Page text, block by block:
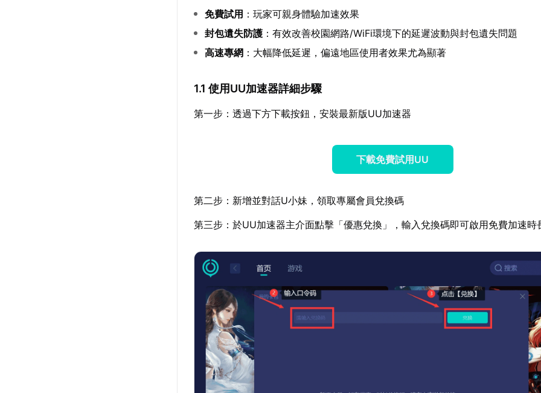
免費試用 ：玩家可親身體驗加速效果
封包遺失防護 ：有效改善校園網路/WiFi環境下的延遲波動與封包遺失問題
高速專網 ：大幅降低延遲，偏遠地區使用者效果尤為顯著
1.1 使用UU加速器詳細步驟
第一步：透過下方下載按鈕，安裝最新版UU加速器
下載免費試用UU
第二步：新增並對話U小妹，領取專屬會員兌換碼
第三步：於UU加速器主介面點擊「優惠兌換」，輸入兌換碼即可啟用免費加速時